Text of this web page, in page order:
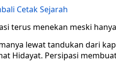
Cetak Sejarah
terus menekan meski
lewat tandukan dari
Hidayat. Persipasi